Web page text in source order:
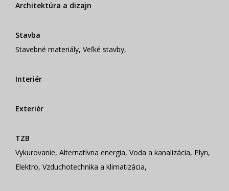
Architektúra a dizajn
Stavba
Stavebné materiály, Veľké stavby,
Interiér
Exteriér
TZB
Vykurovanie, Alternatívna energia, Voda a kanalizácia, Plyn,
Elektro, Vzduchotechnika a klimatizácia,